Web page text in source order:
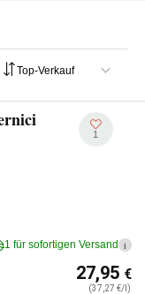
1
1 für sofortigen Versand i
27,95 €
(37,27 €/l)